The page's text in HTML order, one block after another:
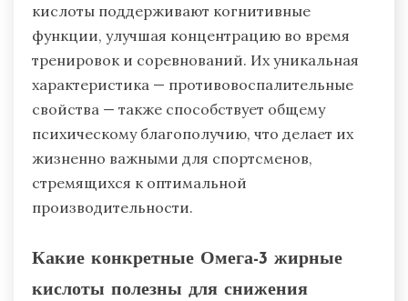
кислоты поддерживают когнитивные
функции, улучшая концентрацию во время
тренировок и соревнований. Их уникальная
характеристика — противовоспалительные
свойства — также способствует общему
психическому благополучию, что делает их
жизненно важными для спортсменов,
стремящихся к оптимальной
производительности.
Какие конкретные Омега-3 жирные
кислоты полезны для снижения